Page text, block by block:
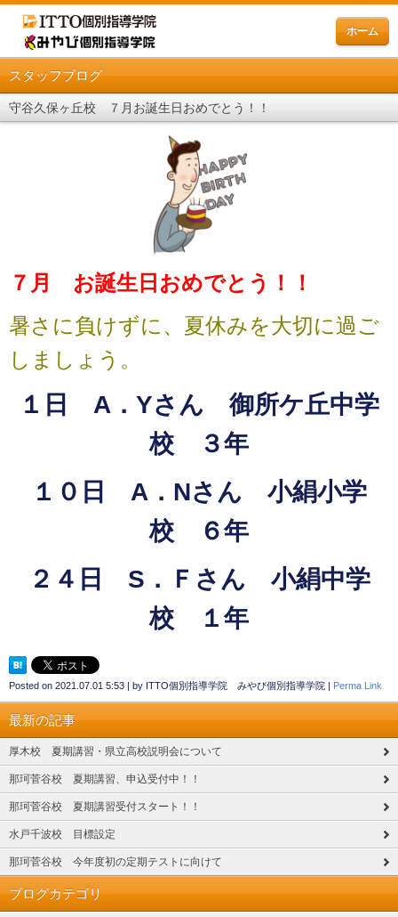
ホーム
スタッフブログ
守谷久保ヶ丘校 ７月お誕生日おめでとう！！
７月 お誕生日おめでとう！！
暑さに負けずに、夏休みを大切に過ご
しましょう。
１日 A．Yさん 御所ケ丘中学
校 ３年
１０日 A．Nさん 小絹小学
校 ６年
２４日 S．Ｆさん 小絹中学
校 １年
Posted on 2021.07.01 5:53 | by ITTO個別指導学院 みやび個別指導学院 | Perma Link
最新の記事
厚木校 夏期講習・県立高校説明会について
那珂菅谷校 夏期講習、申込受付中！！
那珂菅谷校 夏期講習受付スタート！！
水戸千波校 目標設定
那珂菅谷校 今年度初の定期テストに向けて
ブログカテゴリ